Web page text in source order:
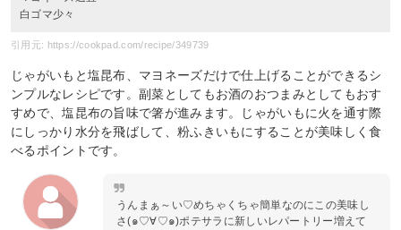
白ゴマ少々
引用元: https://cookpad.com/recipe/349739
じゃがいもと塩昆布、マヨネーズだけで仕上げることができるシ
ンプルなレシピです。副菜としてもお酒のおつまみとしてもおす
すめで、塩昆布の旨味で箸が進みます。じゃがいもに火を通す際
にしっかり水分を飛ばして、粉ふきいもにすることが美味しく食
べるポイントです。
うんまぁ～い♡めちゃくちゃ簡単なのにこの美味し
さ(๑♡∀♡๑)ポテサラに新しいレパートリー増えて